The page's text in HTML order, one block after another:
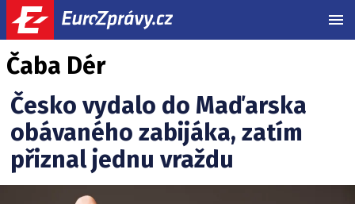
Čaba Dér
Česko vydalo do Maďarska
obávaného zabijáka, zatím
přiznal jednu vraždu